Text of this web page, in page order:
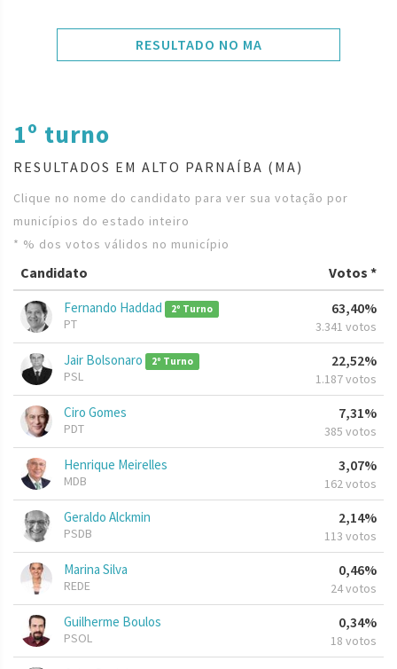
RESULTADO NO MA
1º turno
RESULTADOS EM ALTO PARNAÍBA (MA)
Clique no nome do candidato para ver sua votação por
municípios do estado inteiro
* % dos votos válidos no município
Candidato Votos *
Fernando Haddad 2º Turno
PT
63,40%
3.341 votos
Jair Bolsonaro 2º Turno
PSL
22,52%
1.187 votos
Ciro Gomes
PDT
7,31%
385 votos
Henrique Meirelles
MDB
3,07%
162 votos
Geraldo Alckmin
PSDB
2,14%
113 votos
Marina Silva
REDE
0,46%
24 votos
Guilherme Boulos
PSOL
0,34%
18 votos